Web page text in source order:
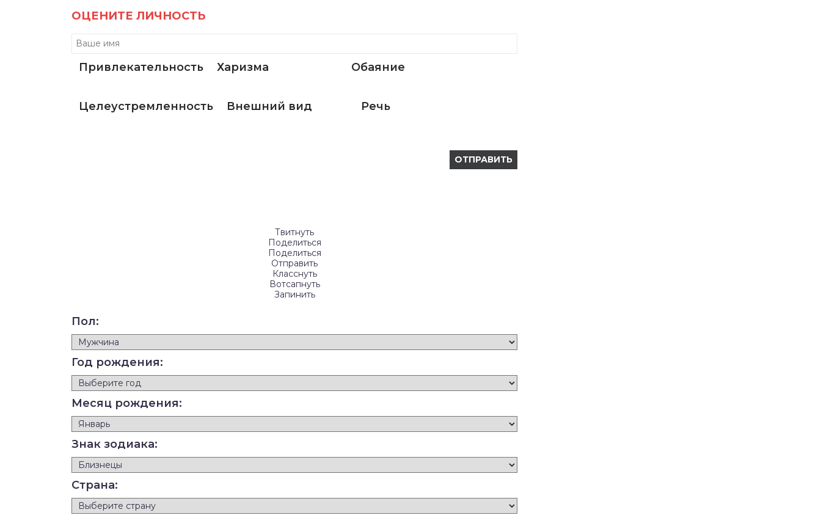
ОЦЕНИТЕ ЛИЧНОСТЬ
Привлекательность Харизма Обаяние
Целеустремленность Внешний вид Речь
Твитнуть
Поделиться
Поделиться
Отправить
Класснуть
Вотсапнуть
Запинить
Пол:
Год рождения:
Месяц рождения:
Знак зодиака:
Страна: